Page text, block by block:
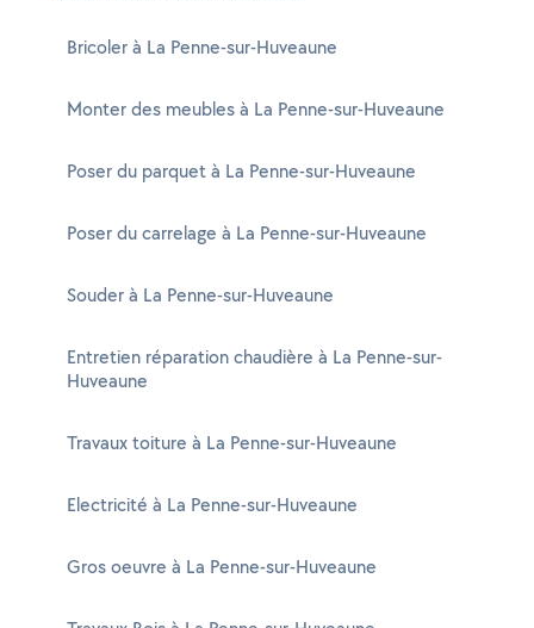
Bricoler à La Penne-sur-Huveaune
Monter des meubles à La Penne-sur-Huveaune
Poser du parquet à La Penne-sur-Huveaune
Poser du carrelage à La Penne-sur-Huveaune
Souder à La Penne-sur-Huveaune
Entretien réparation chaudière à La Penne-sur-
Huveaune
Travaux toiture à La Penne-sur-Huveaune
Electricité à La Penne-sur-Huveaune
Gros oeuvre à La Penne-sur-Huveaune